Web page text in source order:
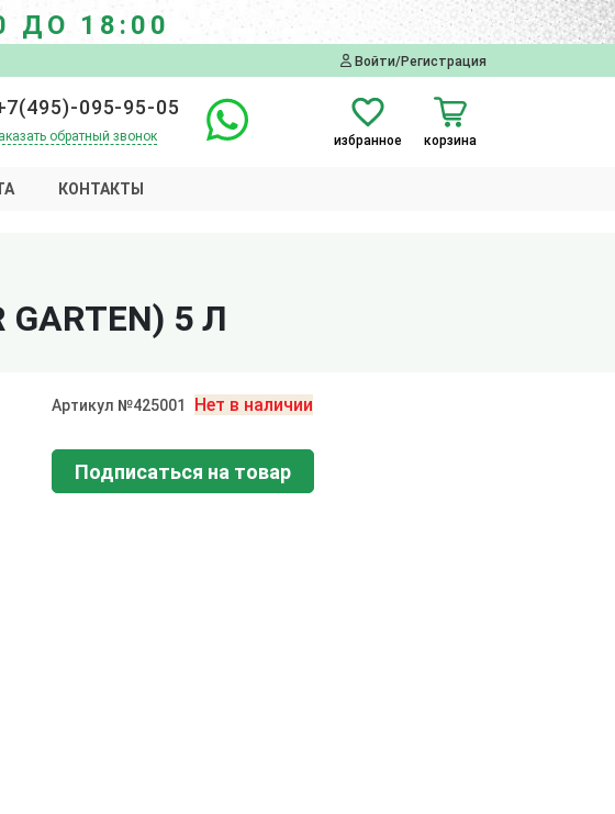
ДО 18:00
Войти/Регистрация
095-95-05
обратный звонок избранное корзина
КОНТАКТЫ
5 Л
Артикул №425001 Нет в наличии
Подписаться на товар